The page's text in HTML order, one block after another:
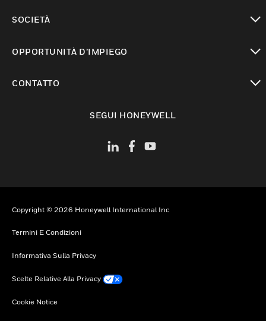
SOCIETÀ
OPPORTUNITÀ D’IMPIEGO
CONTATTO
SEGUI HONEYWELL
Copyright © 2026 Honeywell International Inc
Termini E Condizioni
Informativa Sulla Privacy
Scelte Relative Alla Privacy
Cookie Notice